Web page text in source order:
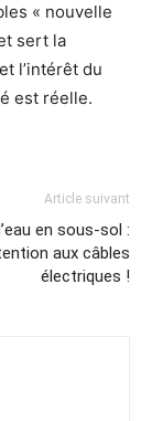
« nouvelle
sert la
l’intérêt du
est réelle.
Article suivant
en sous-sol :
aux câbles
électriques !